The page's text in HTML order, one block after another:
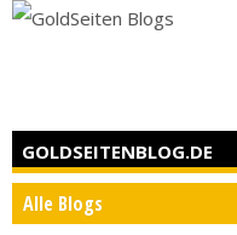
GOLDSEITENBLOG.DE
Alle Blogs